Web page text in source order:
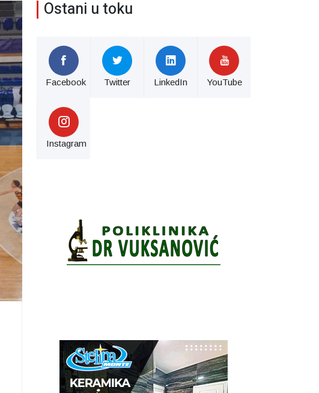
Ostani u toku
Facebook Twitter LinkedIn YouTube
Instagram